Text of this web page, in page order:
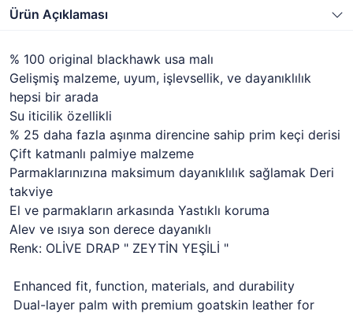
Ürün Açıklaması
% 100 original blackhawk usa malı
Gelişmiş malzeme, uyum, işlevsellik, ve dayanıklılık
hepsi bir arada
Su iticilik özellikli
% 25 daha fazla aşınma direncine sahip prim keçi derisi
Çift katmanlı palmiye malzeme
Parmaklarınızına maksimum dayanıklılık sağlamak Deri
takviye
El ve parmakların arkasında Yastıklı koruma
Alev ve ısıya son derece dayanıklı
Renk: OLİVE DRAP " ZEYTİN YEŞİLİ "
Enhanced fit, function, materials, and durability
Dual-layer palm with premium goatskin leather for